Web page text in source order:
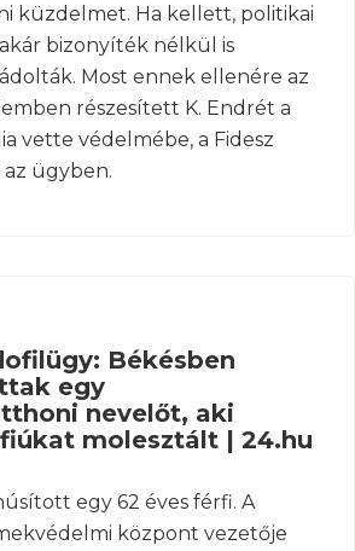
küzdelmet. Ha kellett, politikai
bizonyíték nélkül is
Most ennek ellenére az
részesített K. Endrét a
vette védelmébe, a Fidesz
ügyben.
Békésben
egy
nevelőt, aki
molesztált | 24.hu
egy 62 éves férfi. A
központ vezetője